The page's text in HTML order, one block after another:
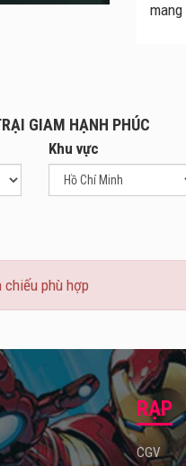
GIAM HẠNH PHÚC
Khu vực
phù hợp
RẠP
CGV